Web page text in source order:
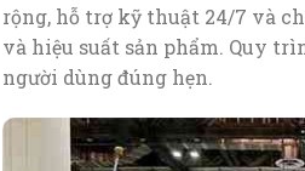
rộng, hỗ trợ kỹ thuật 24/7 và
và hiệu suất sản phẩm. Quy
người dùng đúng hẹn.